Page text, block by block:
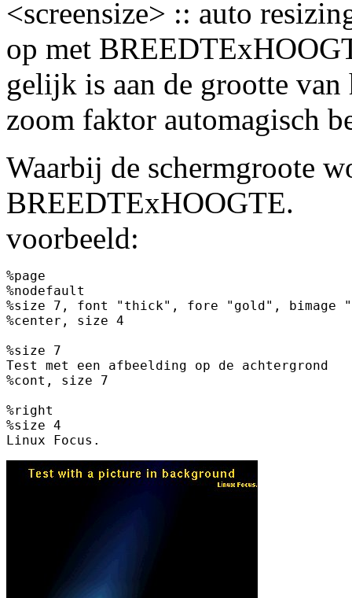
<screensize> :: auto
op met
gelijk is aan de grootte
zoom faktor automagisch
Waarbij de schermgroote
BREEDTExHOOGTE.
voorbeeld:
%page
%nodefault
%size 7, font "thick", fore "gold", bimage
%center, size 4
%size 7
Test met een afbeelding op de achtergrond
%cont, size 7
%right
%size 4